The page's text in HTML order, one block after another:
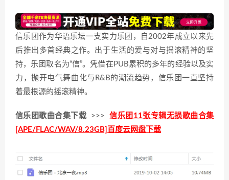
信乐团作为华语乐坛一支实力乐团，自2002年成立以来先
后推出多首经典之作。出于生活的爱与对与摇滚精神的坚
持，乐团取名为“信”。凭借在PUB累积的多年的经验以及实
力，抛开电气舞曲化与R&B的潮流趋势，信乐团一直坚持
着最根源的摇滚精神。
信乐团歌曲合集下载 >>>信乐团11张专辑无损歌曲合集
[APE/FLAC/WAV/8.23GB]百度云网盘下载